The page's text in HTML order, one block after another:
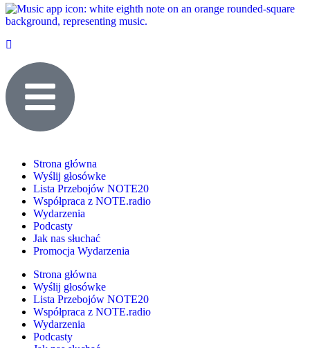
Strona główna
Wyślij głosówke
Lista Przebojów NOTE20
Współpraca z NOTE.radio
Wydarzenia
Podcasty
Jak nas słuchać
Promocja Wydarzenia
Strona główna
Wyślij głosówke
Lista Przebojów NOTE20
Współpraca z NOTE.radio
Wydarzenia
Podcasty